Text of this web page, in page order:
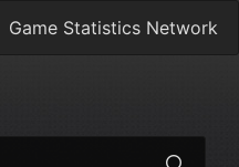
Game Statistics Network